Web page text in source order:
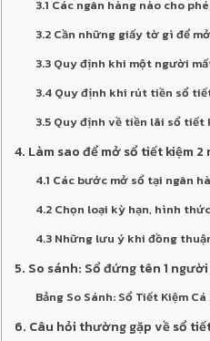
3.1 Các ngân hàng nào cho
3.2 Cần những giấy tờ gì để
3.3 Quy định khi một người
3.4 Quy định khi rút tiền sổ
3.5 Quy định về tiền lãi sổ
4. Làm sao để mở sổ tiết kiệm
4.1 Các bước mở sổ tại ngân
4.2 Chọn loại kỳ hạn, hình
4.3 Những lưu ý khi đồng
5. So sánh: Sổ đứng tên 1
Bảng So Sánh: Sổ Tiết Kiệm
6. Câu hỏi thường gặp về sổ